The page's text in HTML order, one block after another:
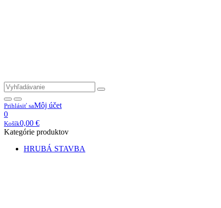
Prihlásiť saMôj účet
0
Košík0,00 €
Kategórie produktov
HRUBÁ STAVBA